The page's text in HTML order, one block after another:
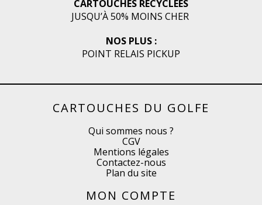
CARTOUCHES RECYCLÉES
JUSQU’À 50% MOINS CHER
NOS PLUS :
POINT RELAIS PICKUP
CARTOUCHES DU GOLFE
Qui sommes nous ?
CGV
Mentions légales
Contactez-nous
Plan du site
MON COMPTE